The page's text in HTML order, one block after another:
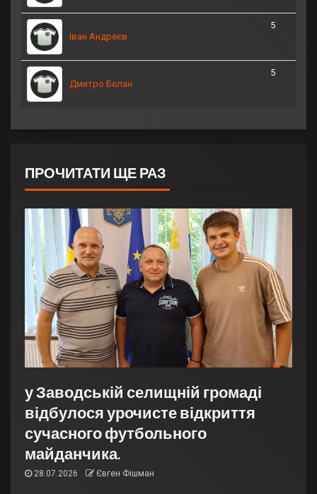
Іван Андреєв
5
Дмитро Бєлан
5
ПРОЧИТАТИ ЩЕ РАЗ
у Заводській селищній громаді
відбулося урочисте відкриття
сучасного футбольного
майданчика.
28.07.2026 Євген Фішман